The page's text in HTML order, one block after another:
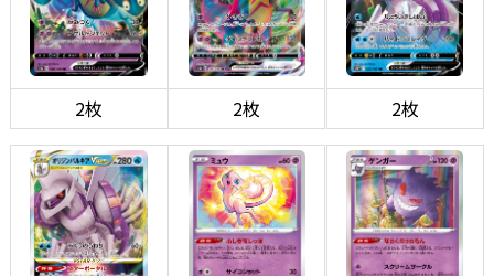
2枚 2枚 2枚